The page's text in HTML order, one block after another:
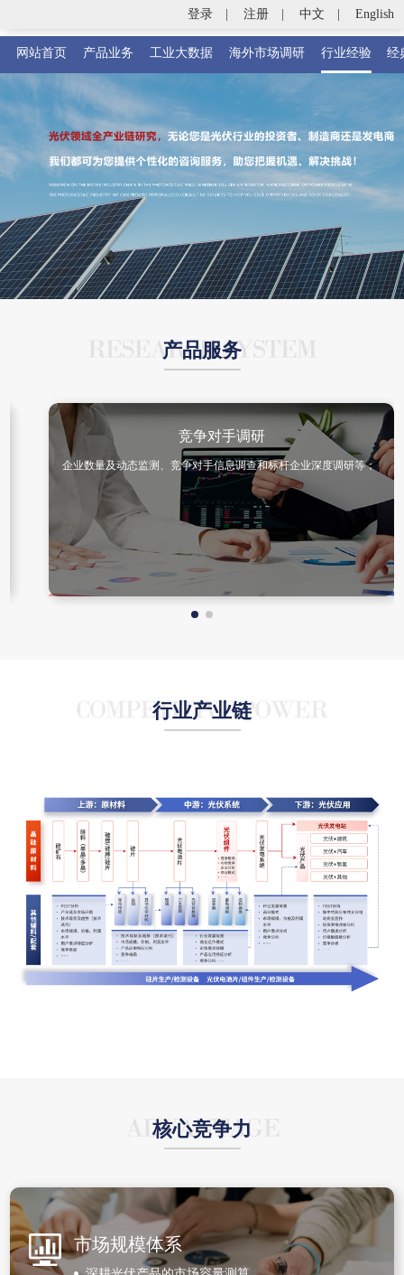
登录 注册 中文 English
网站首页 产品业务 工业大数据 海外市场调研 行业经验 经
产品服务
竞争对手调研
企业数量及动态监测、竞争对手信息调查和标杆企业深度调研等；
行业产业链
核心竞争力
市场规模体系